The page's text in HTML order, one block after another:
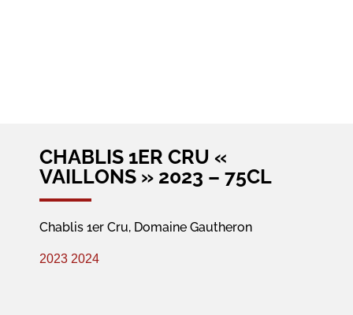
CHABLIS 1ER CRU «
VAILLONS » 2023 – 75CL
Chablis 1er Cru, Domaine Gautheron
2023 2024